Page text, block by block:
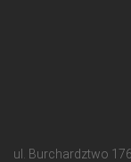
ul. Burchardztwo